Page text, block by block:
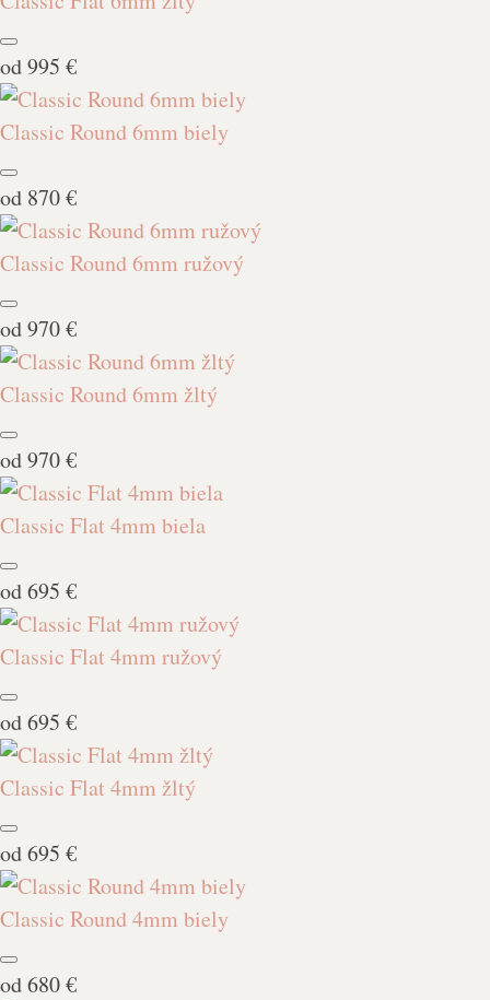
od995 €
Classic Round 6mm biely
od 870 €
Classic Round 6mm ružový
od970 €
Classic Round 6mm žltý
od970 €
Classic Flat 4mm biela
od695 €
Classic Flat 4mm ružový
od695 €
Classic Flat 4mm žltý
od695 €
Classic Round 4mm biely
od680 €